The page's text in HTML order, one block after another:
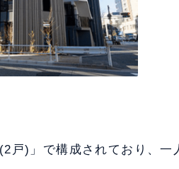
戸)」で構成されており、一